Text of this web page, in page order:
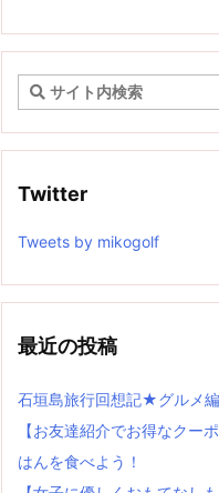
Twitter
Tweets by mikogolf
最近の投稿
石垣島旅行回想記★グルメ
【お友達紹介でお得なクー
はんを食べよう！